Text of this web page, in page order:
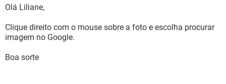
Olá Liliane,
Clique direito com o mouse sobre a foto e escolha procurar
imagem no Google.
Boa sorte